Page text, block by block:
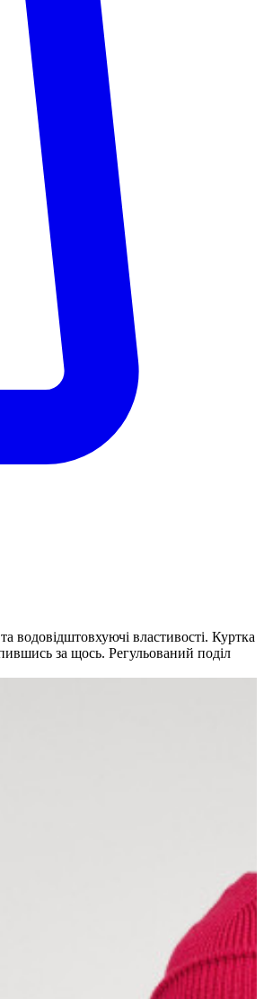
водовідштовхуючі властивості. Куртка
за щось. Регульований поділ